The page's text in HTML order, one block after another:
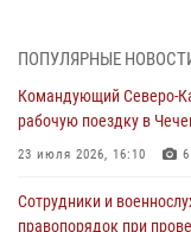
Представители ФСБ
Кузнецова
07 августа 2026, 12:00
Смольного собора в
ПОПУЛЯРНЫЕ
Командующий Северо-
рабочую поездку в
23 июля 2026, 16:10 6
Сотрудники и
правопорядок при